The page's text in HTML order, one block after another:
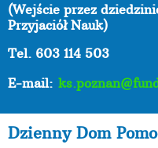
(Wejście przez
Przyjaciół Nauk)
Tel. 603 114 503
E-mail:
Dzienny Dom